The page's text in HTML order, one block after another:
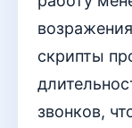
скрипты
звонков,